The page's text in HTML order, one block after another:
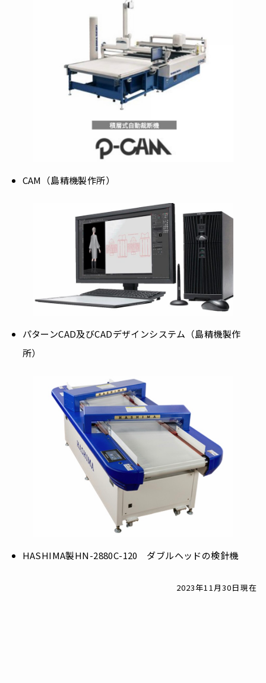
CAM（島精機製作所）
パターンCAD及びCADデザインシステム（島精機製作
所）
HASHIMA製HN-2880C-120 ダブルヘッドの検針機
2023年11月30日現在